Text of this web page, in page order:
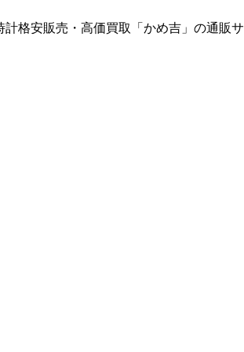
格安販売・高価買取「かめ吉」の通販